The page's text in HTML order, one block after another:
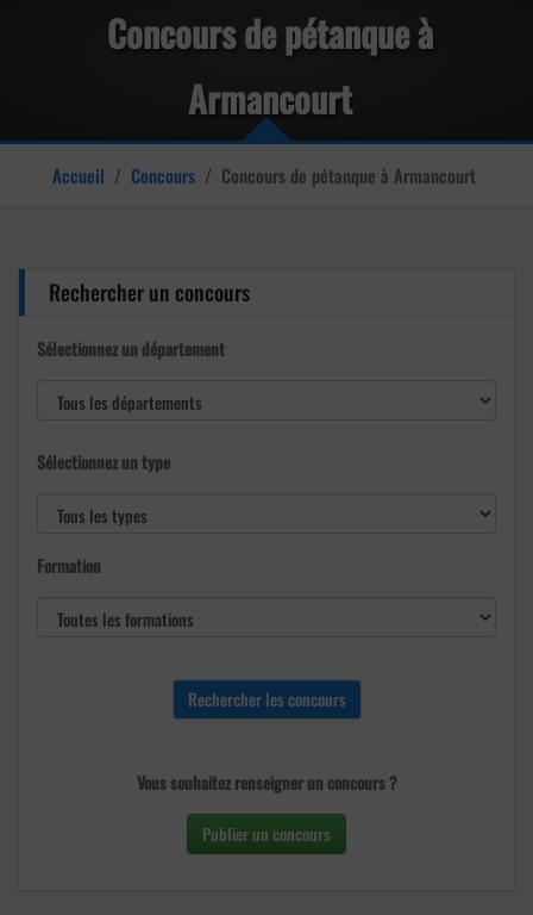
Concours de pétanque à
Armancourt
Accueil / Concours / Concours de pétanque à Armancourt
Rechercher un concours
Sélectionnez un département
Sélectionnez un type
Formation
Vous souhaitez renseigner un concours ?
Publier un concours